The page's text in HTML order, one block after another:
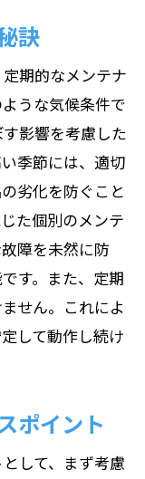
訣
期的なメンテナ
うな気候条件で
影響を考慮した
季節には、適切
劣化を防ぐこと
た個別のメンテ
障を未然に防
す。また、定期
せん。これによ
して動作し続け
ポイント
して、まず考慮